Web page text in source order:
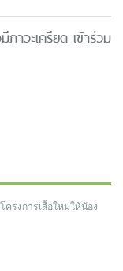
าวะเครียด เข้าร่วม
ครงการเสื้อใหม่ให้น้อง